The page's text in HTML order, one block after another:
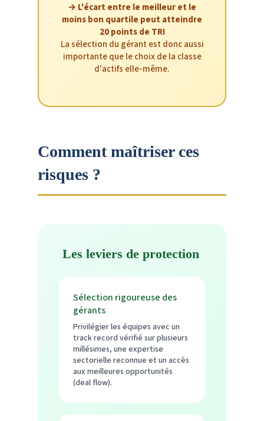
→ L'écart entre le meilleur et le
moins bon quartile peut atteindre
20 points de TRI
La sélection du gérant est donc aussi
importante que le choix de la classe
d'actifs elle-même.
Comment maîtriser ces
risques ?
️ Les leviers de protection
Sélection rigoureuse des
gérants
Privilégier les équipes avec un
track record vérifié sur plusieurs
millésimes, une expertise
sectorielle reconnue et un accès
aux meilleures opportunités
(deal flow).